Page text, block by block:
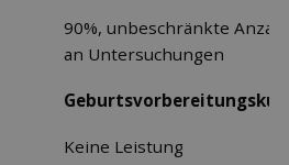
90%, unbeschränkte Anzahl
an Untersuchungen
Keine Leistung